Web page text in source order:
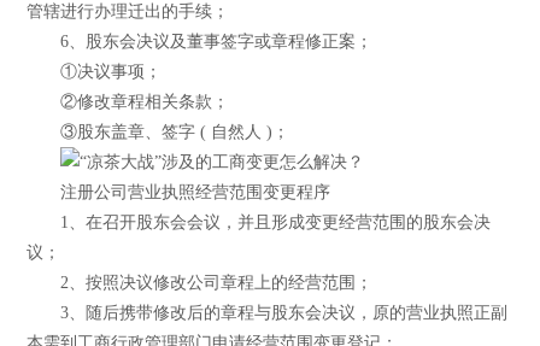
管辖进行办理迁出的手续；
6、股东会决议及董事签字或章程修正案；
①决议事项；
②修改章程相关条款；
③股东盖章、签字 ( 自然人 )；
注册公司营业执照经营范围变更程序
1、在召开股东会会议，并且形成变更经营范围的股东会决
议；
2、按照决议修改公司章程上的经营范围；
3、随后携带修改后的章程与股东会决议，原的营业执照正副